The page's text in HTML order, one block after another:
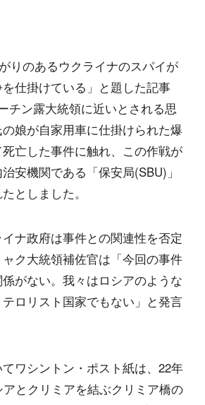
りのあるウクライナのスパイが
仕掛けている」と題した記事
チン露大統領に近いとされる思
娘が自家用車に仕掛けられた爆
亡した事件に触れ、この作戦が
安機関である「保安局(SBU)」
としました。
ナ政府は事件との関連性を否定
ク大統領補佐官は「今回の事件
がない。我々はロシアのような
ロリスト国家でもない」と発言
ワシントン・ポスト紙は、22年
とクリミアを結ぶクリミア橋の